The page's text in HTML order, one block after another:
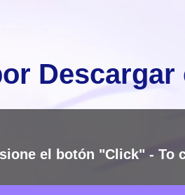
el botón "Click" - To